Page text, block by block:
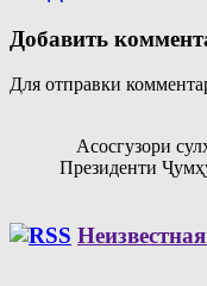
Добавить
Для отправки
Асосгузори
Президенти